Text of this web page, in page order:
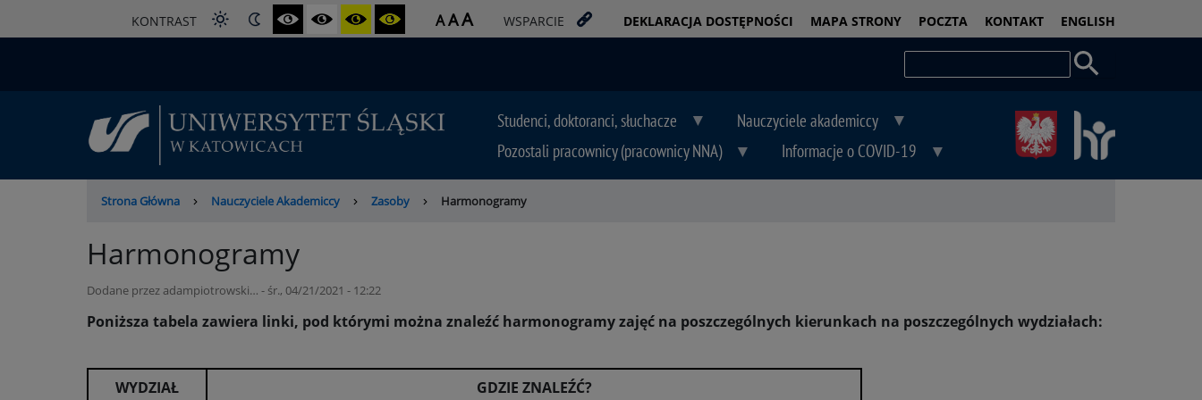
KONTRAST AAA WSPARCIE DEKLARACJA DOSTĘPNOŚCI
PASEK
DOSTĘPNOŚCI
MAPA STRONY POCZTA KONTAKT ENGLISH
Studenci, doktoranci, słuchacze
Nauczyciele akademiccy
Pozostali pracownicy (pracownicy NNA)
Informacje o COVID-19
Ścieżka
Strona Główna Nauczyciele Akademiccy Zasoby Harmonogramy
Harmonogramy
Dodane przez adampiotrowski… - śr., 04/21/2021 - 12:22
Poniższa tabela zawiera linki, pod którymi można znaleźć harmonogramy zajęć na poszczególnych kierunkach na poszczególnych wydziałach:
WYDZIAŁ GDZIE ZNALEŹĆ?